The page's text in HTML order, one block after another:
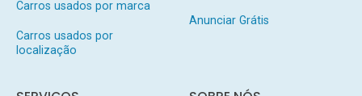
Carros usados por marca
Carros usados por
localização
Anunciar Grátis